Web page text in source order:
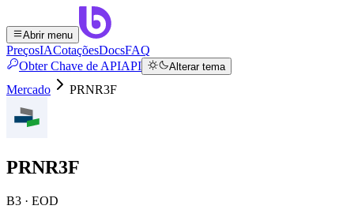
Abrir menu
PreçosIACotaçõesDocsFAQ
Obter Chave de APIAPI Alterar tema
Mercado PRNR3F
PRNR3F
B3 · EOD